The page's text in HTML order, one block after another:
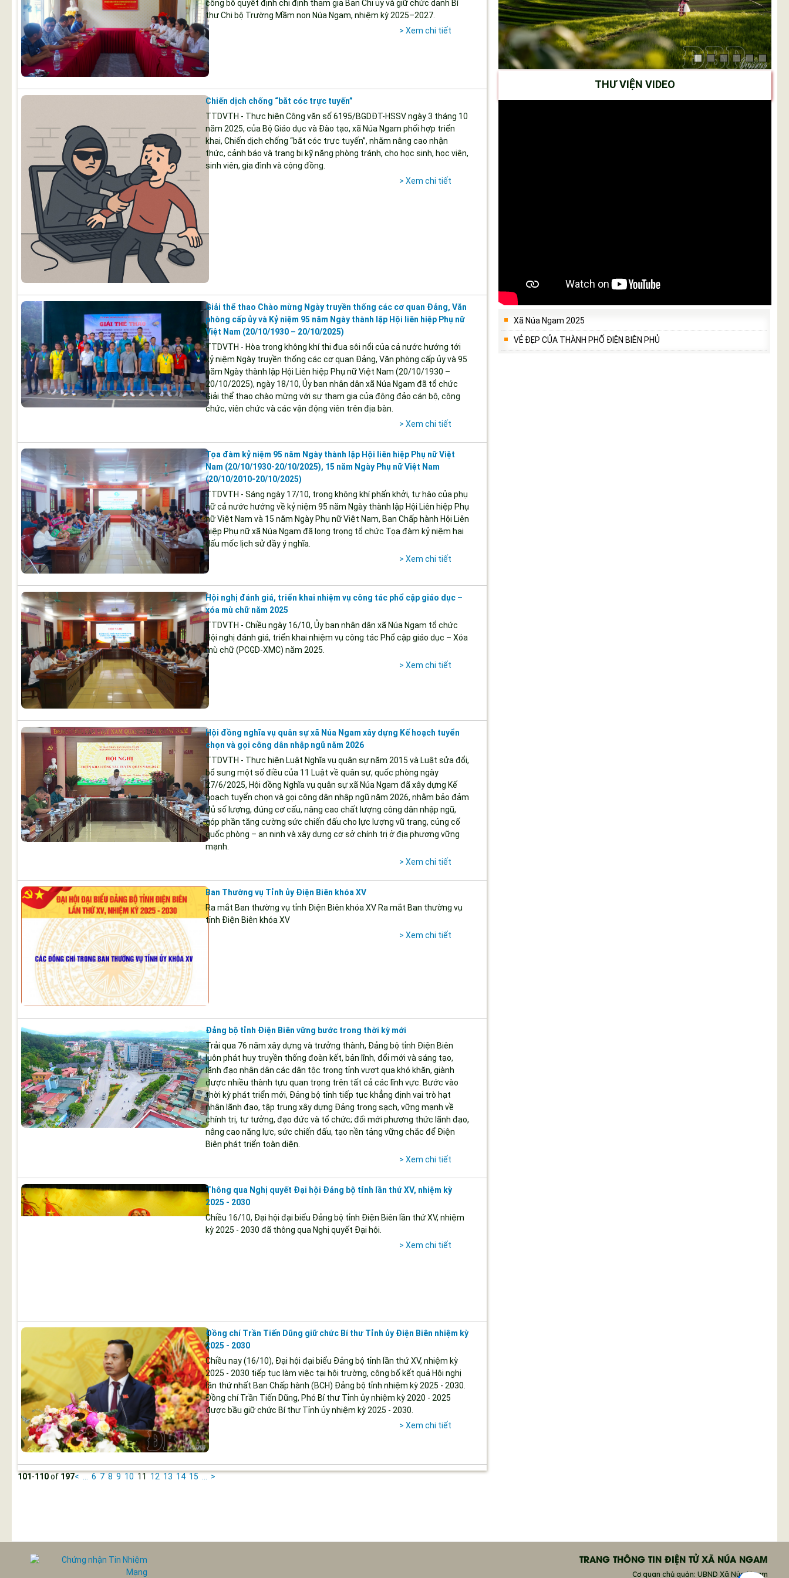
công bố quyết định chỉ định tham gia Ban Chi ủy và giữ chức danh Bí
thư Chi bộ Trường Mầm non Núa Ngam, nhiệm kỳ 2025–2027.
> Xem chi tiết
Chiến dịch chống “bắt cóc trực tuyến”
TTDVTH - Thực hiện Công văn số 6195/BGDĐT-HSSV ngày 3 tháng 10
năm 2025, của Bộ Giáo dục và Đào tạo, xã Núa Ngam phối hợp triển
khai, Chiến dịch chống “bắt cóc trực tuyến”, nhằm nâng cao nhận
thức, cảnh báo và trang bị kỹ năng phòng tránh, cho học sinh, học viên,
sinh viên, gia đình và cộng đồng.
> Xem chi tiết
Giải thể thao Chào mừng Ngày truyền thống các cơ quan Đảng, Văn
phòng cấp ủy và Kỷ niệm 95 năm Ngày thành lập Hội liên hiệp Phụ nữ
Việt Nam (20/10/1930 – 20/10/2025)
TTDVTH - Hòa trong không khí thi đua sôi nổi của cả nước hướng tới
kỷ niệm Ngày truyền thống các cơ quan Đảng, Văn phòng cấp ủy và 95
năm Ngày thành lập Hội Liên hiệp Phụ nữ Việt Nam (20/10/1930 –
20/10/2025), ngày 18/10, Ủy ban nhân dân xã Núa Ngam đã tổ chức
Giải thể thao chào mừng với sự tham gia của đông đảo cán bộ, công
chức, viên chức và các vận động viên trên địa bàn.
> Xem chi tiết
Tọa đàm kỷ niệm 95 năm Ngày thành lập Hội liên hiệp Phụ nữ Việt
Nam (20/10/1930-20/10/2025), 15 năm Ngày Phụ nữ Việt Nam
(20/10/2010-20/10/2025)
TTDVTH - Sáng ngày 17/10, trong không khí phấn khởi, tự hào của phụ
nữ cả nước hướng về kỷ niệm 95 năm Ngày thành lập Hội Liên hiệp Phụ
nữ Việt Nam và 15 năm Ngày Phụ nữ Việt Nam, Ban Chấp hành Hội Liên
hiệp Phụ nữ xã Núa Ngam đã long trọng tổ chức Tọa đàm kỷ niệm hai
dấu mốc lịch sử đầy ý nghĩa.
> Xem chi tiết
Hội nghị đánh giá, triển khai nhiệm vụ công tác phổ cập giáo dục –
xóa mù chữ năm 2025
TTDVTH - Chiều ngày 16/10, Ủy ban nhân dân xã Núa Ngam tổ chức
Hội nghị đánh giá, triển khai nhiệm vụ công tác Phổ cập giáo dục – Xóa
mù chữ (PCGD-XMC) năm 2025.
> Xem chi tiết
Hội đồng nghĩa vụ quân sự xã Núa Ngam xây dựng Kế hoạch tuyển
chọn và gọi công dân nhập ngũ năm 2026
TTDVTH - Thực hiện Luật Nghĩa vụ quân sự năm 2015 và Luật sửa đổi,
bổ sung một số điều của 11 Luật về quân sự, quốc phòng ngày
27/6/2025, Hội đồng Nghĩa vụ quân sự xã Núa Ngam đã xây dựng Kế
hoạch tuyển chọn và gọi công dân nhập ngũ năm 2026, nhằm bảo đảm
đủ số lượng, đúng cơ cấu, nâng cao chất lượng công dân nhập ngũ,
góp phần tăng cường sức chiến đấu cho lực lượng vũ trang, củng cố
quốc phòng – an ninh và xây dựng cơ sở chính trị ở địa phương vững
mạnh.
> Xem chi tiết
Ban Thường vụ Tỉnh ủy Điện Biên khóa XV
Ra mắt Ban thường vụ tỉnh Điện Biên khóa XV Ra mắt Ban thường vụ
tỉnh Điện Biên khóa XV
> Xem chi tiết
Đảng bộ tỉnh Điện Biên vững bước trong thời kỳ mới
Trải qua 76 năm xây dựng và trưởng thành, Đảng bộ tỉnh Điện Biên
luôn phát huy truyền thống đoàn kết, bản lĩnh, đổi mới và sáng tạo,
lãnh đạo nhân dân các dân tộc trong tỉnh vượt qua khó khăn, giành
được nhiều thành tựu quan trọng trên tất cả các lĩnh vực. Bước vào
thời kỳ phát triển mới, Đảng bộ tỉnh tiếp tục khẳng định vai trò hạt
nhân lãnh đạo, tập trung xây dựng Đảng trong sạch, vững mạnh về
chính trị, tư tưởng, đạo đức và tổ chức; đổi mới phương thức lãnh đạo,
nâng cao năng lực, sức chiến đấu, tạo nền tảng vững chắc để Điện
Biên phát triển toàn diện.
> Xem chi tiết
Thông qua Nghị quyết Đại hội Đảng bộ tỉnh lần thứ XV, nhiệm kỳ
2025 - 2030
Chiều 16/10, Đại hội đại biểu Đảng bộ tỉnh Điện Biên lần thứ XV, nhiệm
kỳ 2025 - 2030 đã thông qua Nghị quyết Đại hội.
> Xem chi tiết
Đồng chí Trần Tiến Dũng giữ chức Bí thư Tỉnh ủy Điện Biên nhiệm kỳ
2025 - 2030
Chiều nay (16/10), Đại hội đại biểu Đảng bộ tỉnh lần thứ XV, nhiệm kỳ
2025 - 2030 tiếp tục làm việc tại hội trường, công bố kết quả Hội nghị
lần thứ nhất Ban Chấp hành (BCH) Đảng bộ tỉnh nhiệm kỳ 2025 - 2030.
Đồng chí Trần Tiến Dũng, Phó Bí thư Tỉnh ủy nhiệm kỳ 2020 - 2025
được bầu giữ chức Bí thư Tỉnh ủy nhiệm kỳ 2025 - 2030.
> Xem chi tiết
101-110of 197< 6 7 8 9 10 11 12 13 14 15 >
THƯ VIỆN VIDEO
Xã Núa Ngam 2025
VẺ ĐẸP CỦA THÀNH PHỐ ĐIỆN BIÊN PHỦ
TRANG THÔNG TIN ĐIỆN TỬ XÃ NÚA NGAM
Cơ quan chủ quản: UBND Xã Núa Ngam